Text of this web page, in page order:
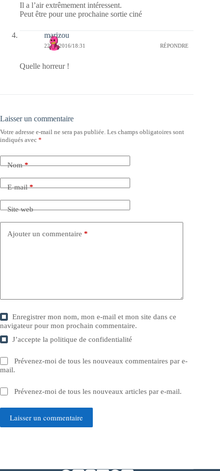
Il a l’air extrêmement intéressent.
Peut être pour une prochaine sortie ciné
marizou
22/11/2016/18:31 RÉPONDRE
Quelle horreur !
Laisser un commentaire
Votre adresse e-mail ne sera pas publiée. Les champs obligatoires sont
indiqués avec *
Nom*
E-mail*
Site web
Ajouter un commentaire *
Enregistrer mon nom, mon e-mail et mon site dans ce
navigateur pour mon prochain commentaire.
J’accepte lapolitique de confidentialité
Prévenez-moi de tous les nouveaux commentaires par e-
mail.
Prévenez-moi de tous les nouveaux articles par e-mail.
Laisser un commentaire